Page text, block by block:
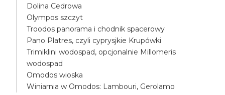
Dolina Cedrowa
Olympos szczyt
Troodos panorama i chodnik spacerowy
Pano Platres, czyli cyprysjkie Krupówki
Trimiklini wodospad, opcjonalnie Millomeris
wodospad
Omodos wioska
Winiarnia w Omodos: Lambouri, Gerolamo